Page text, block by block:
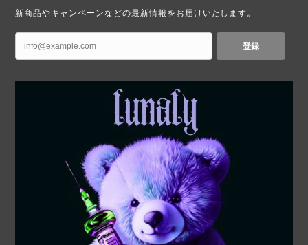
新商品やキャンペーンなどの最新情報をお届けいたします。
登録